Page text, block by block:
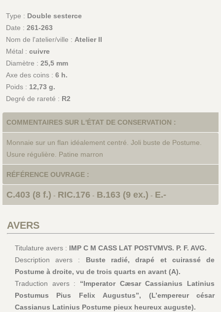
Type : Double sesterce
Date : 261-263
Nom de l'atelier/ville : Atelier II
Métal : cuivre
Diamètre : 25,5 mm
Axe des coins : 6 h.
Poids : 12,73 g.
Degré de rareté : R2
COMMENTAIRES SUR L'ÉTAT DE CONSERVATION :
Monnaie sur un flan idéalement centré. Joli buste de Postume.
Usure régulière. Patine marron
RÉFÉRENCE OUVRAGE :
C.403 (8 f.) - RIC.176 - B.163 (9 ex.) - E.-
AVERS
Titulature avers : IMP C M CASS LAT POSTVMVS. P. F. AVG.
Description avers : Buste radié, drapé et cuirassé de
Postume à droite, vu de trois quarts en avant (A).
Traduction avers : “Imperator Cæsar Cassianius Latinius
Postumus Pius Felix Augustus”, (L’empereur césar
Cassianus Latinius Postume pieux heureux auguste).